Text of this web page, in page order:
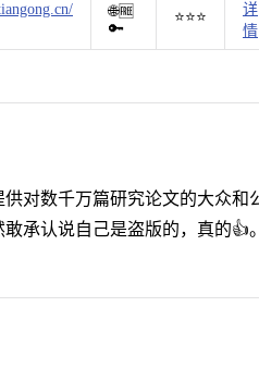
🌐🆓
🔑
⭐️⭐️⭐️
详
情
对数千万篇研究论文的大众和
承认说自己是盗版的，真的👍